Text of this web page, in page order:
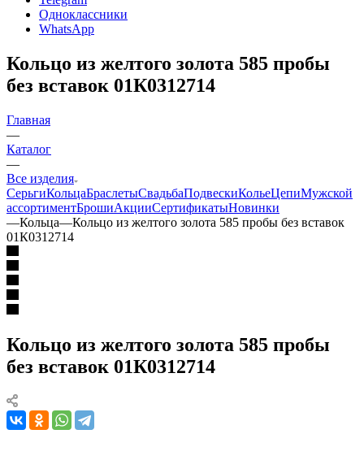
Одноклассники
WhatsApp
Кольцо из желтого золота 585 пробы
без вставок 01К0312714
Главная
—
Каталог
—
Все изделия
СерьгиКольцаБраслетыСвадьбаПодвескиКольеЦепиМужской
ассортиментБрошиАкцииСертификатыНовинки
—Кольца—Кольцо из желтого золота 585 пробы без вставок
01К0312714
Кольцо из желтого золота 585 пробы
без вставок 01К0312714